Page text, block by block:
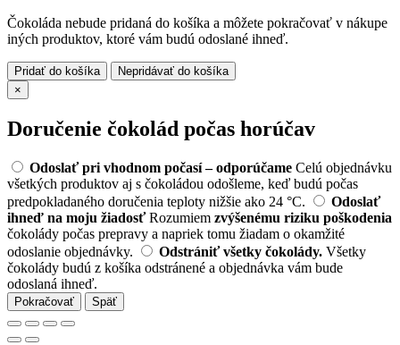
Čokoláda nebude pridaná do košíka a môžete pokračovať v nákupe
iných produktov, ktoré vám budú odoslané ihneď.
Pridať do košíka
Nepridávať do košíka
×
Doručenie čokolád počas horúčav
Odoslať pri vhodnom počasí – odporúčame Celú objednávku
všetkých produktov aj s čokoládou odošleme, keď budú počas
predpokladaného doručenia teploty nižšie ako 24 °C.
Odoslať
ihneď na moju žiadosť Rozumiem zvýšenému riziku poškodenia
čokolády počas prepravy a napriek tomu žiadam o okamžité
odoslanie objednávky.
Odstrániť všetky čokolády. Všetky
čokolády budú z košíka odstránené a objednávka vám bude
odoslaná ihneď.
Pokračovať Späť